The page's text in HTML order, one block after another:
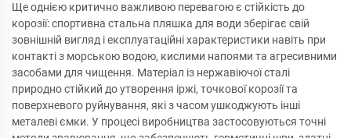
Ще однією критично важливою перевагою є стійкість до
корозії: спортивна стальна пляшка для води зберігає свій
зовнішній вигляд і експлуатаційні характеристики навіть при
контакті з морською водою, кислими напоями та агресивними
засобами для чищення. Матеріал із нержавіючої сталі
природно стійкий до утворення іржі, точкової корозії та
поверхневого руйнування, які з часом ушкоджують інші
металеві ємки. У процесі виробництва застосовуються точні